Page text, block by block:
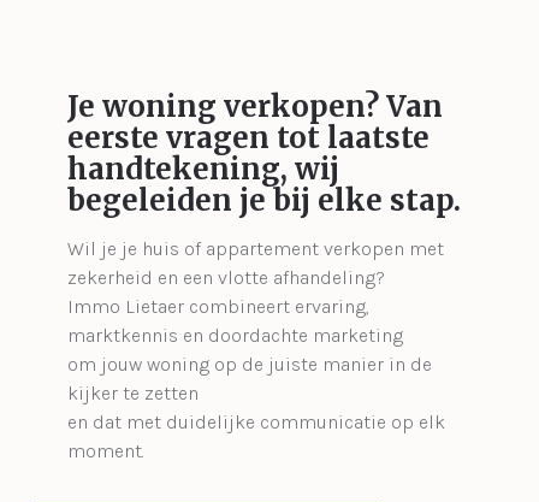
Je woning verkopen?Van
eerste vragen tot laatste
handtekening, wij
begeleiden je bij elke stap.
Wil je je huis of appartement verkopen met
zekerheid en een vlotte afhandeling?
Immo Lietaer combineert ervaring,
marktkennis en doordachte marketing
om jouw woning op de juiste manier in de
kijker te zetten
en dat met duidelijke communicatie op elk
moment.